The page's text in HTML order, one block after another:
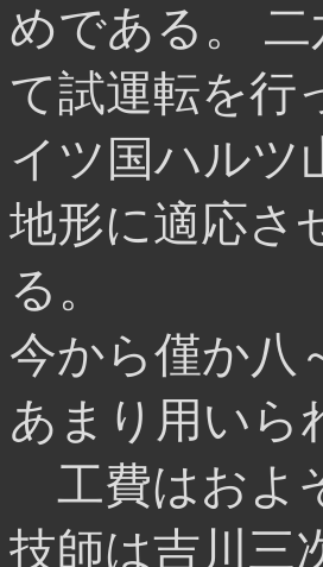
めである。
て試運転を行
イツ国ハルツ
地形に適応さ
る。
今から僅か八
あまり用いら
工費はおよ
技師は吉川三